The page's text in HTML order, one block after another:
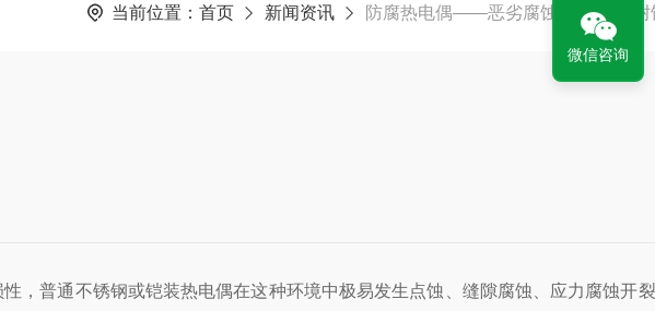
当前位置： 首页 新闻资讯 防腐热电偶——恶劣腐蚀工况下的“耐
普通不锈钢或铠装热电偶在这种环境中极易发生点蚀、缝隙腐蚀、应力腐蚀开
微信咨询